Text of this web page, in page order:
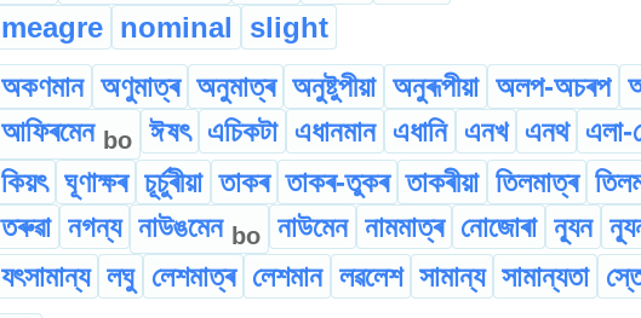
meagre nominal slight
অকণমান অণুমাত্ৰ অনুমাত্ৰ অনুষ্টুপীয়া অনুৰূপীয়া অলপ-অচৰপ
আফিৰমেন bo ঈষৎ এচিকটা এধানমান এধানি এনখ এনথ এলা-
কিয়ৎ ঘূণাক্ষৰ চূৰ্চুৰীয়া তাকৰ তাকৰ-তুকৰ তাকৰীয়া তিলমাত্ৰ
তৰুৱা নগন্য নাউঙমেন bo নাউমেন নামমাত্ৰ নোজোৰা ন্যূন
যৎসামান্য লঘু লেশমাত্ৰ লেশমান লৱলেশ সামান্য সামান্যতা